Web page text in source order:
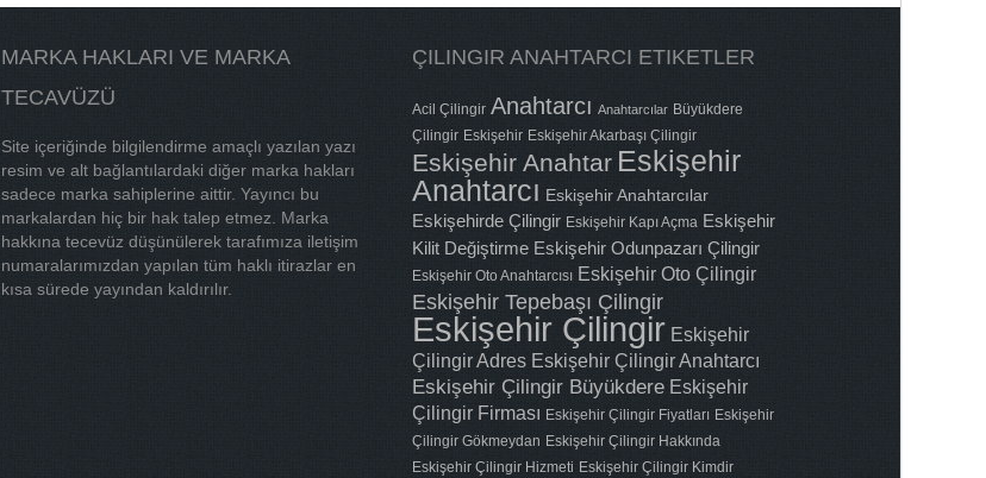
MARKA HAKLARI VE MARKA
TECAVÜZÜ
Site içeriğinde bilgilendirme amaçlı yazılan yazı
resim ve alt bağlantılardaki diğer marka hakları
sadece marka sahiplerine aittir. Yayıncı bu
markalardan hiç bir hak talep etmez. Marka
hakkına tecevüz düşünülerek tarafımıza iletişim
numaralarımızdan yapılan tüm haklı itirazlar en
kısa sürede yayından kaldırılır.
ÇILINGIR ANAHTARCI ETIKETLER
Acil Çilingir Anahtarcı Anahtarcılar Büyükdere
Çilingir Eskişehir Eskişehir Akarbaşı Çilingir
Eskişehir Anahtar Eskişehir
Anahtarcı Eskişehir Anahtarcılar
Eskişehirde Çilingir Eskişehir Kapı Açma Eskişehir
Kilit Değiştirme Eskişehir Odunpazarı Çilingir
Eskişehir Oto Anahtarcısı Eskişehir Oto Çilingir
Eskişehir Tepebaşı Çilingir
Eskişehir Çilingir Eskişehir
Çilingir Adres Eskişehir Çilingir Anahtarcı
Eskişehir Çilingir Büyükdere Eskişehir
Çilingir Firması Eskişehir Çilingir Fiyatları Eskişehir
Çilingir Gökmeydan Eskişehir Çilingir Hakkında
Eskişehir Çilingir Hizmeti Eskişehir Çilingir Kimdir